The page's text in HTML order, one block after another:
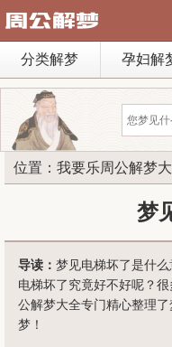
分类解梦 孕妇解
位置： 我要乐周公解梦
梦
导读： 梦见电梯坏了是什
电梯坏了究竟好不好呢？
公解梦大全专门精心整理
梦！